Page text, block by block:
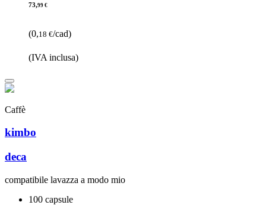
73,99 €
(0,18 €/cad)
(IVA inclusa)
Caffè
kimbo
deca
compatibile lavazza a modo mio
100 capsule